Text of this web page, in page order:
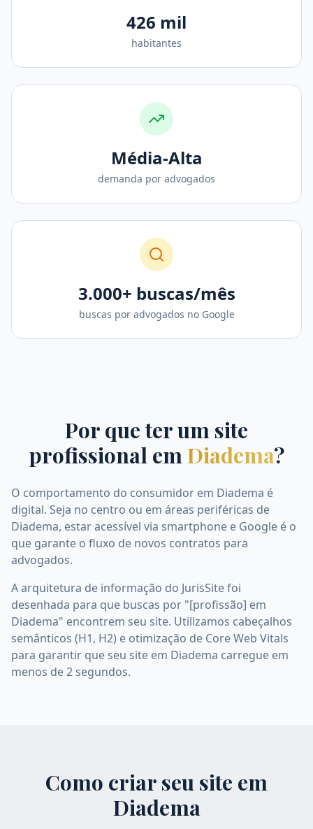
426 mil
habitantes
Média-Alta
demanda por advogados
3.000+ buscas/mês
buscas por advogados no Google
Por que ter um site
profissional emDiadema?
O comportamento do consumidor em Diadema é
digital. Seja no centro ou em áreas periféricas de
Diadema, estar acessível via smartphone e Google é o
que garante o fluxo de novos contratos para
advogados.
A arquitetura de informação do JurisSite foi
desenhada para que buscas por "[profissão] em
Diadema" encontrem seu site. Utilizamos cabeçalhos
semânticos (H1, H2) e otimização de Core Web Vitals
para garantir que seu site em Diadema carregue em
menos de 2 segundos.
Como criar seu site em
Diadema